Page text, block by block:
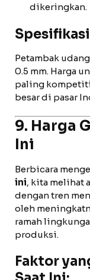
dikeringkan.
Petambak
0.5 mm. Harga
paling
besar di pasar
9. Harga
Ini
Berbicara
ini, kita melihat
dengan tren
oleh
ramah
produksi.
Faktor